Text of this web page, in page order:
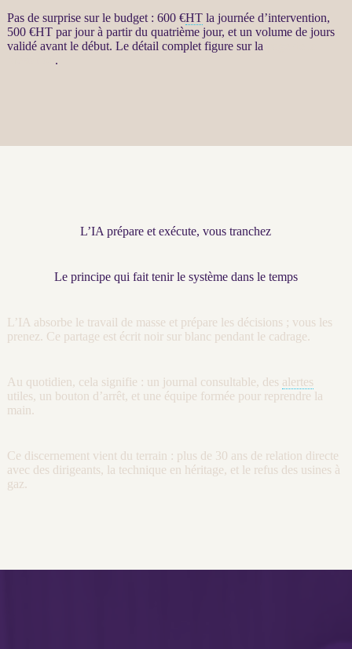
Pas de surprise sur le budget : 600 €HTla journée d’intervention,
500 €HTpar jour à partir du quatrième jour, et un volume de jours
validé avant le début. Le détail complet figure sur la
.
L’IA prépare et exécute, vous tranchez
Le principe qui fait tenir le système dans le temps
L’IA absorbe le travail de masse et prépare les décisions ; vous les
prenez. Ce partage est écrit noir sur blanc pendant le cadrage.
Au quotidien, cela signifie : un journal consultable, des alertes
utiles, un bouton d’arrêt, et une équipe formée pour reprendre la
main.
Ce discernement vient du terrain : plus de 30 ans de relation directe
avec des dirigeants, la technique en héritage, et le refus des usines à
gaz.